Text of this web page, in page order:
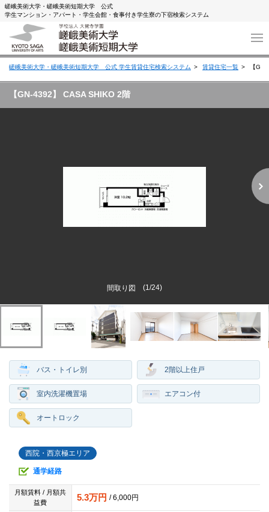
嵯峨美術大学・嵯峨美術短期大学 公式
学生マンション・アパート・学生会館・食事付き学生寮の下宿検索システム
嵯峨美術大学・嵯峨美術短期大学 公式 学生賃貸住宅検索システム 賃貸住宅一覧 【
【GN-4392】 CASA SHIKO 2階
間取り図 (1 /24)
バス・トイレ別 2階以上住戸
室内洗濯機置場 エアコン付
オートロック
西院・西京極エリア
通学経路
月額賃料 / 月額共
益費
5.3万円 / 6,000円